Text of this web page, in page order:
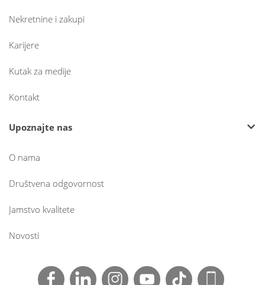
Nekretnine i zakupi
Karijere
Kutak za medije
Kontakt
Upoznajte nas
O nama
Društvena odgovornost
Jamstvo kvalitete
Novosti